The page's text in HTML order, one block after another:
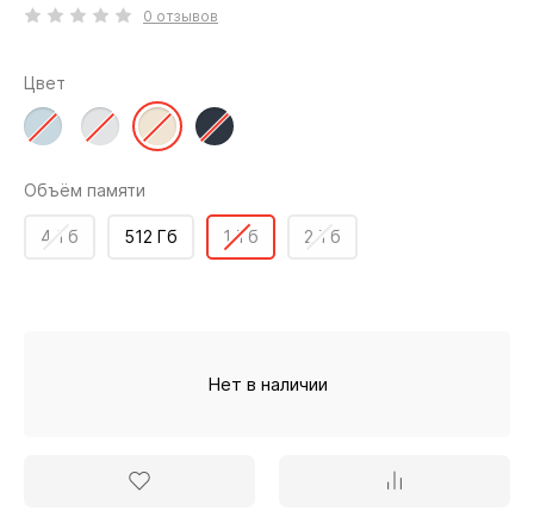
0 отзывов
Цвет
Объём памяти
1 Тб 2 Тб
4 Тб 512 Гб
Нет в наличии